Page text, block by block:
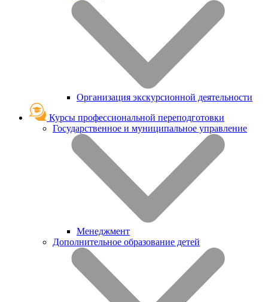
Организация экскурсионной деятельности
Курсы профессиональной переподготовки
Государственное и муниципальное управление
Менеджмент
Дополнительное образование детей